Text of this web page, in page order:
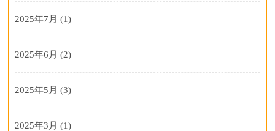
2025年7月 (1)
2025年6月 (2)
2025年5月 (3)
2025年3月 (1)